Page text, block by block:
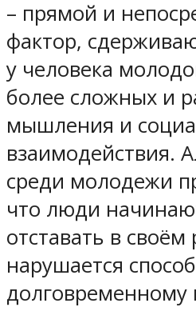
– прямой и
фактор,
у человека
более сложных и
мышления и
взаимодействия.
среди молодежи
что люди
отставать в
нарушается